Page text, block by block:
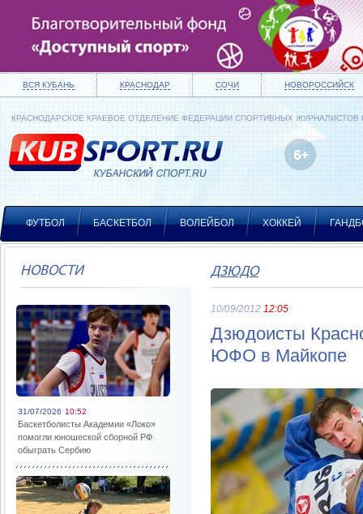
ВСЯ КУБАНЬ КРАСНОДАР СОЧИ НОВОРОССИЙСК
КРАСНОДАРСКОЕ КРАЕВОЕ ОТДЕЛЕНИЕ ФЕДЕРАЦИИ СПОРТИВНЫХ ЖУРНАЛИСТОВ
ФУТБОЛ БАСКЕТБОЛ ВОЛЕЙБОЛ ХОККЕЙ
НОВОСТИ
31/07/2026 10:52
Баскетболисты Академии «Локо»
помогли юношеской сборной РФ
обыграть Сербию
ДЗЮДО
10/09/2012 12:05
Дзюдоисты
ЮФО в Майкопе